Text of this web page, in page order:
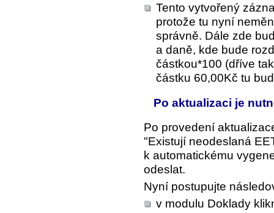
Tento vytvořený
protože tu nyní
správně. Dále zde
a daně, kde bude
částkou*100 (dříve
částku 60,00Kč tu
Po aktualizaci je
Po provedení
"Existují neodeslaná
k automatickému
odeslat.
Nyní postupujte
v modulu Doklady